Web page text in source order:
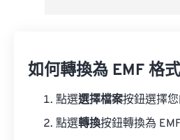
如何轉換為 EMF 格
點選選擇檔案按鈕選擇您
點選轉換按鈕轉換為